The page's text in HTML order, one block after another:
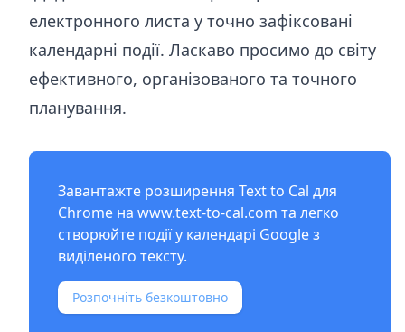
електронного листа у точно зафіксовані
календарні події. Ласкаво просимо до світу
ефективного, організованого та точного
планування.
Завантажте розширення Text to Cal для
Chrome на www.text-to-cal.com та легко
створюйте події у календарі Google з
виділеного тексту.
Розпочніть безкоштовно